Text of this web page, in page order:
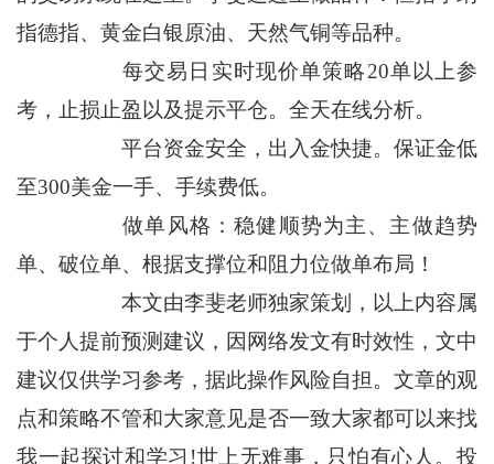
指德指、黄金白银原油、天然气铜等品种。
每交易日实时现价单策略20单以上参
考，止损止盈以及提示平仓。全天在线分析。
平台资金安全，出入金快捷。保证金低
至300美金一手、手续费低。
做单风格：稳健顺势为主、主做趋势
单、破位单、根据支撑位和阻力位做单布局！
本文由李斐老师独家策划，以上内容属
于个人提前预测建议，因网络发文有时效性，文中
建议仅供学习参考，据此操作风险自担。文章的观
点和策略不管和大家意见是否一致大家都可以来找
我一起探讨和学习!世上无难事，只怕有心人。投